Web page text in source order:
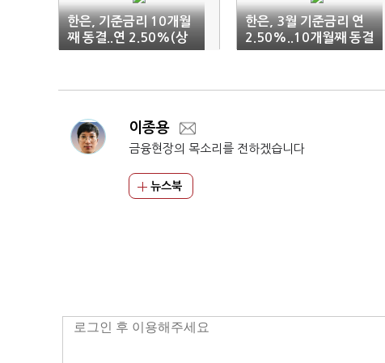
한은, 기준금리 10개월
째 동결..연 2.50%(상
보)
한은, 3월 기준금리 연
2.50%..10개월째 동결
이종용
금융현장의 목소리를 전하겠습니다
뉴스북